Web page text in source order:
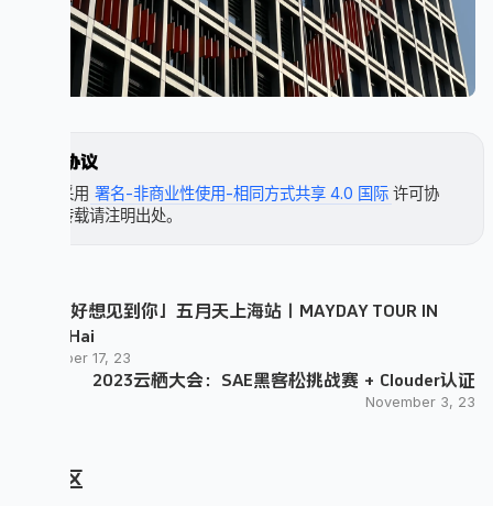
许可协议
本文采用 署名-非商业性使用-相同方式共享 4.0 国际 许可协
议，转载请注明出处。
「好好好想见到你」五月天上海站｜MAYDAY TOUR IN
ShangHai
November 17, 23
2023云栖大会：SAE黑客松挑战赛 + Clouder认证
November 3, 23
评论区